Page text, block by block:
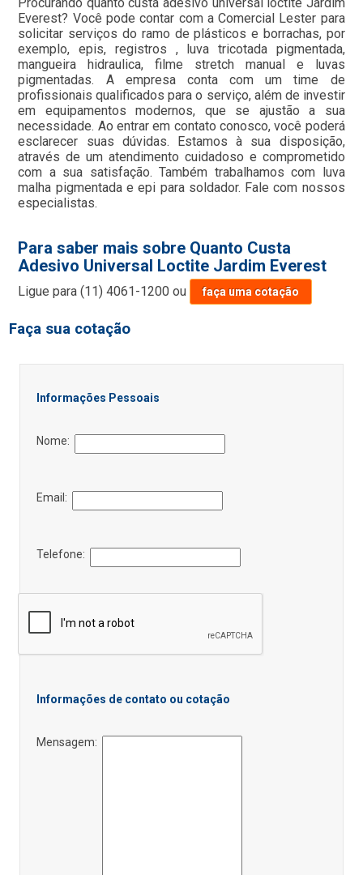
Everest? Você pode contar com a Comercial Lester para
solicitar serviços do ramo de plásticos e borrachas, por
exemplo, epis, registros , luva tricotada pigmentada,
mangueira hidraulica, filme stretch manual e luvas
pigmentadas. A empresa conta com um time de
profissionais qualificados para o serviço, além de investir
em equipamentos modernos, que se ajustão a sua
necessidade. Ao entrar em contato conosco, você poderá
esclarecer suas dúvidas. Estamos à sua disposição,
através de um atendimento cuidadoso e comprometido
com a sua satisfação. Também trabalhamos com luva
malha pigmentada e epi para soldador. Fale com nossos
especialistas.
Para saber mais sobre Quanto Custa
Adesivo Universal Loctite Jardim Everest
Ligue para(11) 4061-1200 ou faça uma cotação
Faça sua cotação
Informações Pessoais
Nome:
Email:
Telefone:
Informações de contato ou cotação
Mensagem: